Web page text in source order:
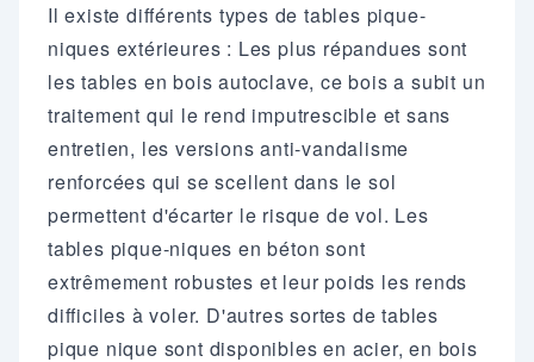
Il existe différents types de tables pique-
niques extérieures : Les plus répandues sont
les tables en bois autoclave, ce bois a subit un
traitement qui le rend imputrescible et sans
entretien, les versions anti-vandalisme
renforcées qui se scellent dans le sol
permettent d'écarter le risque de vol. Les
tables pique-niques en béton sont
extrêmement robustes et leur poids les rends
difficiles à voler. D'autres sortes de tables
pique nique sont disponibles en acier, en bois